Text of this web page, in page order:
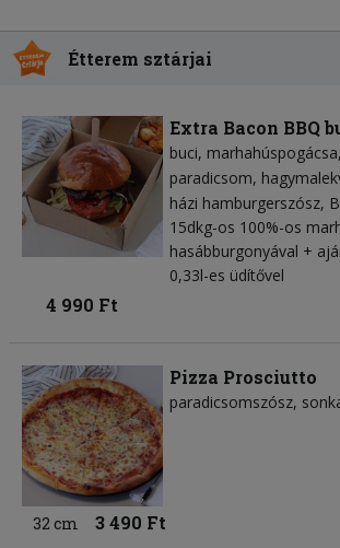
Étterem sztárjai
Extra Bacon BBQ
buci marhahúspogácsa
paradicsom
házi hamburgerszósz
15dkg-os 100%-os
hasábburgonyával +
0,33l-es üdítővel
4 990 Ft
Pizza Prosciutto
paradicsomszósz
32 cm 3 490 Ft